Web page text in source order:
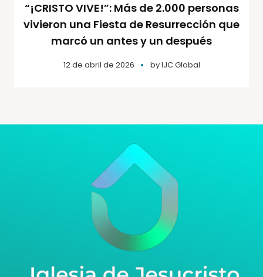
“¡CRISTO VIVE!”: Más de 2.000 personas
vivieron una Fiesta de Resurrección que
marcó un antes y un después
12 de abril de 2026 byIJC Global